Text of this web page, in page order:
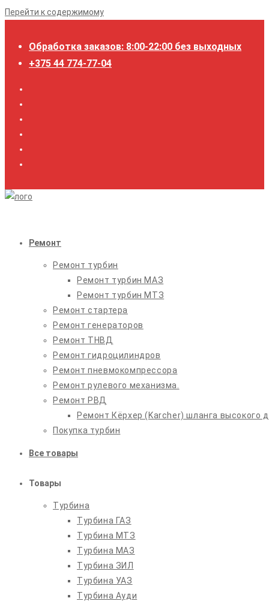
Перейти к содержимому
Обработка заказов: 8:00-22:00 без выходных
+375 44 774-77-04
Ремонт
Ремонт турбин
Ремонт турбин МАЗ
Ремонт турбин МТЗ
Ремонт стартера
Ремонт генераторов
Ремонт ТНВД
Ремонт гидроцилиндров
Ремонт пневмокомпрессора
Ремонт рулевого механизма.
Ремонт РВД
Ремонт Кёрхер (Karcher) шланга высокого
Покупка турбин
Все товары
Товары
Турбина
Турбина ГАЗ
Турбина МТЗ
Турбина МАЗ
Турбина ЗИЛ
Турбина УАЗ
Турбина Ауди